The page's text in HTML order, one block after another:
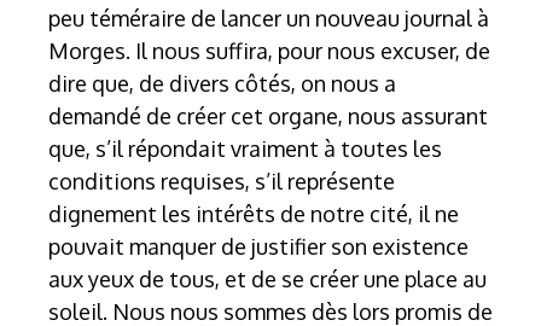
peu téméraire de lancer un nouveau journal à
Morges. Il nous suffira, pour nous excuser, de
dire que, de divers côtés, on nous a
demandé de créer cet organe, nous assurant
que, s’il répondait vraiment à toutes les
conditions requises, s’il représente
dignement les intérêts de notre cité, il ne
pouvait manquer de justifier son existence
aux yeux de tous, et de se créer une place au
soleil. Nous nous sommes dès lors promis de